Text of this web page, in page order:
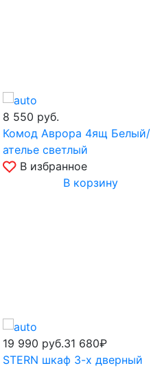
8 550 руб.
Комод Аврора 4ящ Белый/
ателье светлый
В избранное
В корзину
19 990 руб.31 680₽
STERN шкаф 3-х дверный